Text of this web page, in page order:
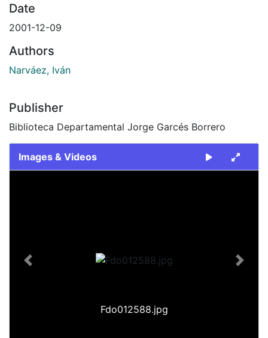
Date
2001-12-09
Authors
Narváez, Iván
Publisher
Biblioteca Departamental Jorge Garcés Borrero
Images & Videos
Fdo012588.jpg
Previous Next